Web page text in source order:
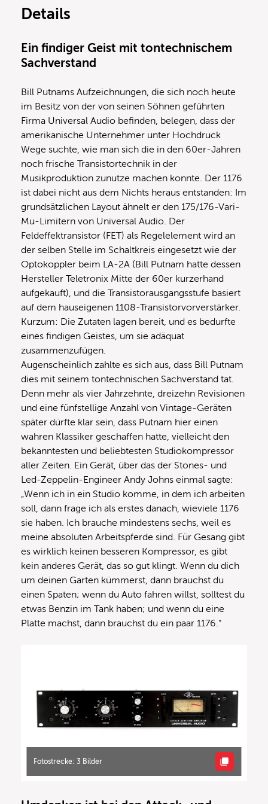
Details
Ein findiger Geist mit tontechnischem
Sachverstand
Bill Putnams Aufzeichnungen, die sich noch heute
im Besitz von der von seinen Söhnen geführten
Firma Universal Audio befinden, belegen, dass der
amerikanische Unternehmer unter Hochdruck
Wege suchte, wie man sich die in den 60er-Jahren
noch frische Transistortechnik in der
Musikproduktion zunutze machen konnte. Der 1176
ist dabei nicht aus dem Nichts heraus entstanden: Im
grundsätzlichen Layout ähnelt er den 175/176-Vari-
Mu-Limitern von Universal Audio. Der
Feldeffektransistor (FET) als Regelelement wird an
der selben Stelle im Schaltkreis eingesetzt wie der
Optokoppler beim LA-2A (Bill Putnam hatte dessen
Hersteller Teletronix Mitte der 60er kurzerhand
aufgekauft), und die Transistorausgangsstufe basiert
auf dem hauseigenen 1108-Transistorvorverstärker.
Kurzum: Die Zutaten lagen bereit, und es bedurfte
eines findigen Geistes, um sie adäquat
zusammenzufügen.
Augenscheinlich zahlte es sich aus, dass Bill Putnam
dies mit seinem tontechnischen Sachverstand tat.
Denn mehr als vier Jahrzehnte, dreizehn Revisionen
und eine fünfstellige Anzahl von Vintage-Geräten
später dürfte klar sein, dass Putnam hier einen
wahren Klassiker geschaffen hatte, vielleicht den
bekanntesten und beliebtesten Studiokompressor
aller Zeiten. Ein Gerät, über das der Stones- und
Led-Zeppelin-Engineer Andy Johns einmal sagte:
„Wenn ich in ein Studio komme, in dem ich arbeiten
soll, dann frage ich als erstes danach, wieviele 1176
sie haben. Ich brauche mindestens sechs, weil es
meine absoluten Arbeitspferde sind. Für Gesang gibt
es wirklich keinen besseren Kompressor, es gibt
kein anderes Gerät, das so gut klingt. Wenn du dich
um deinen Garten kümmerst, dann brauchst du
einen Spaten; wenn du Auto fahren willst, solltest du
etwas Benzin im Tank haben; und wenn du eine
Platte machst, dann brauchst du ein paar 1176.“
Fotostrecke: 3 Bilder